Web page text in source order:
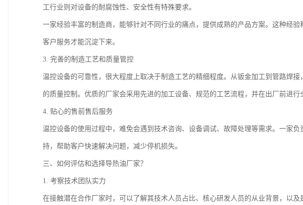
工行业则对设备的耐腐蚀性、安全性有特殊要求。
一家经验丰富的制造商，能够针对不同行业的痛点，提供成熟的产品方案。这种经
客户服务才能沉淀下来。
3. 完善的制造工艺和质量管控
温控设备的可靠性，很大程度上取决于制造工艺的精细程度。从钣金加工到管路焊
的质量控制。优质的厂家会采用先进的加工设备、规范的工艺流程，并在出厂前进
4. 贴心的售前售后服务
温控设备的使用过程中，难免会遇到技术咨询、设备调试、故障处理等需求。一家
持，帮助客户快速解决问题，减少停机损失。
三、如何评估和选择导热油厂家？
1. 考察技术团队实力
在接触潜在合作厂家时，可以了解其技术人员占比、核心研发人员的从业背景，以